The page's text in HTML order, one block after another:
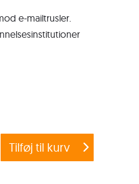
e-mailtrusler.
Tilføj til kurv